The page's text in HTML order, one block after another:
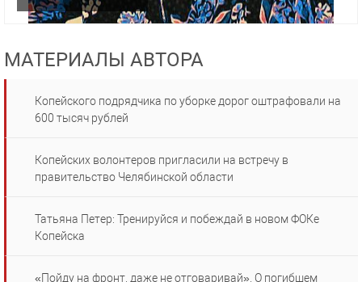
МАТЕРИАЛЫ АВТОРА
Копейского подрядчика по уборке дорог оштрафовали на
600 тысяч рублей
Копейских волонтеров пригласили на встречу в
правительство Челябинской области
Татьяна Петер: Тренируйся и побеждай в новом ФОКе
Копейска
«Пойду на фронт, даже не отговаривай». О погибшем